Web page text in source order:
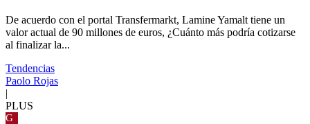
De acuerdo con el portal Transfermarkt, Lamine Yamalt tiene un
valor actual de 90 millones de euros, ¿Cuánto más podría cotizarse
al finalizar la...
Tendencias
Paolo Rojas
|
PLUS
G